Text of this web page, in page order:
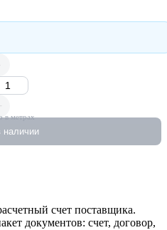
в метрах
наличии
счет поставщика.
документов: счет, договор,